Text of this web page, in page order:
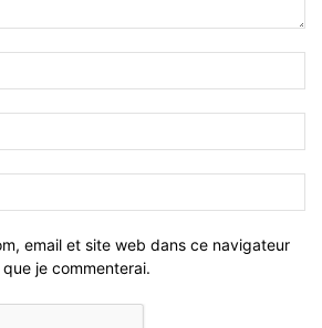
email et site web dans ce navigateur
je commenterai.